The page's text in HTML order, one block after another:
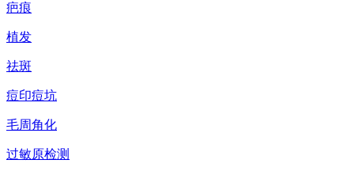
疤痕
植发
祛斑
痘印痘坑
毛周角化
过敏原检测